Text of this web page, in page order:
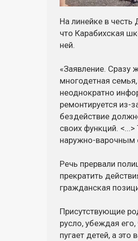
На линейке в
что Карабихская
ней.
«Заявление. Сразу
многодетная
неоднократно
ремонтируется из-
бездействие
своих функций.
наружно-варочным
Речь прервали
прекратить
гражданская
Присутствующие
русло, убеждая
пугает детей, а